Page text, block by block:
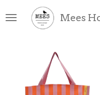
direct
hoofdinhoud
Mees